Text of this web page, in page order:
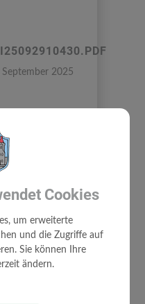
2025
Cookies
um erweiterte
und die Zugriffe auf
Sie können Ihre
ändern.